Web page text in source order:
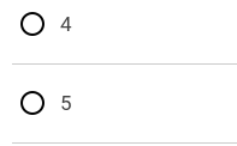
4
5